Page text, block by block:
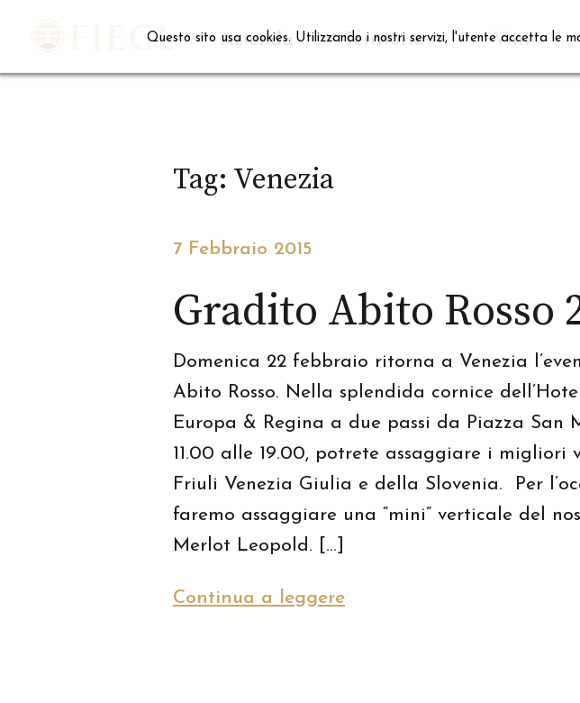
content
Azienda Territorio Vini
Tag: Venezia
7 Febbraio 2015
Gradito Abito Rosso
Domenica 22 febbraio ritorna a Venezia
Abito Rosso. Nella splendida cornice
Europa & Regina a due passi da Piazza San
11.00 alle 19.00, potrete assaggiare i migliori
Friuli Venezia Giulia e della Slovenia. Per
faremo assaggiare una “mini” verticale del
Merlot Leopold. […]
Continua a leggere
Questo sito usa cookies. Utilizzando i nostri servizi, l'utente accetta le